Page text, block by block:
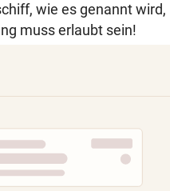
wie es genannt wird,
muss erlaubt sein!